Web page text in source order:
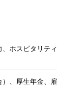
ホスピタリテ
、厚生年金、